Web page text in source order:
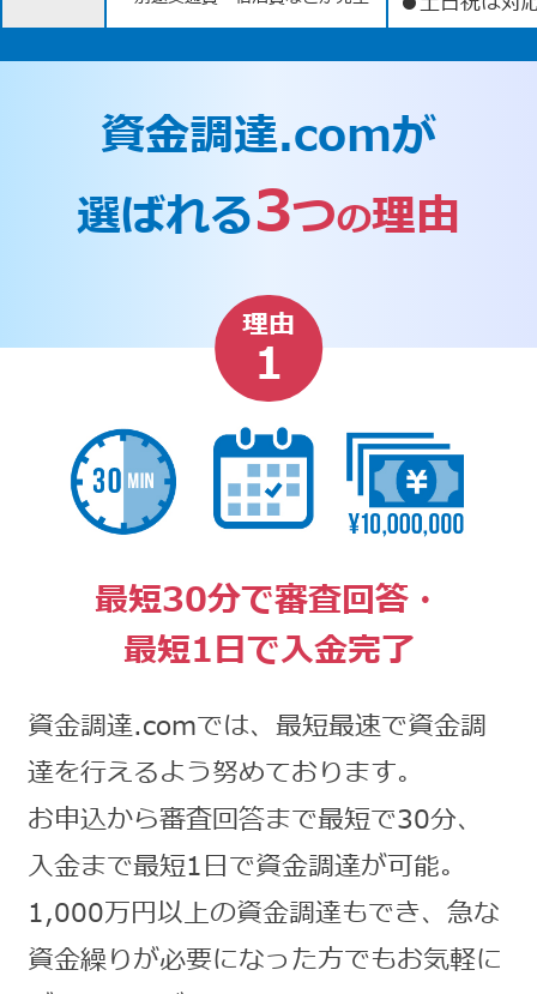
資金調達.comが
選ばれる3つの理由
理由
1
最短30分で審査回答・
最短1日で入金完了
資金調達.comでは、最短最速で資金調
達を行えるよう努めております。
お申込から審査回答まで最短で30分、
入金まで最短1日で資金調達が可能。
1,000万円以上の資金調達もでき、急な
資金繰りが必要になった方でもお気軽に